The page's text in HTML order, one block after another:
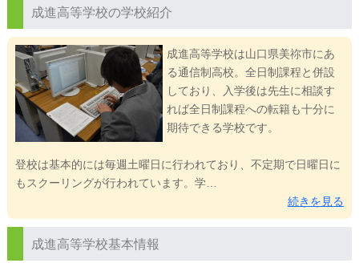
成進高等学校の学校紹介
成進高等学校は山口県美祢市にあ
る通信制高校。全日制課程と併設
しており、入学後は先生に相談す
れば全日制課程への転籍も十分に
期待できる学校です。
登校は基本的には毎週土曜日に行われており、不定期で日曜日に
もスクーリングが行われています。学…
続きを見る
成進高等学校基本情報